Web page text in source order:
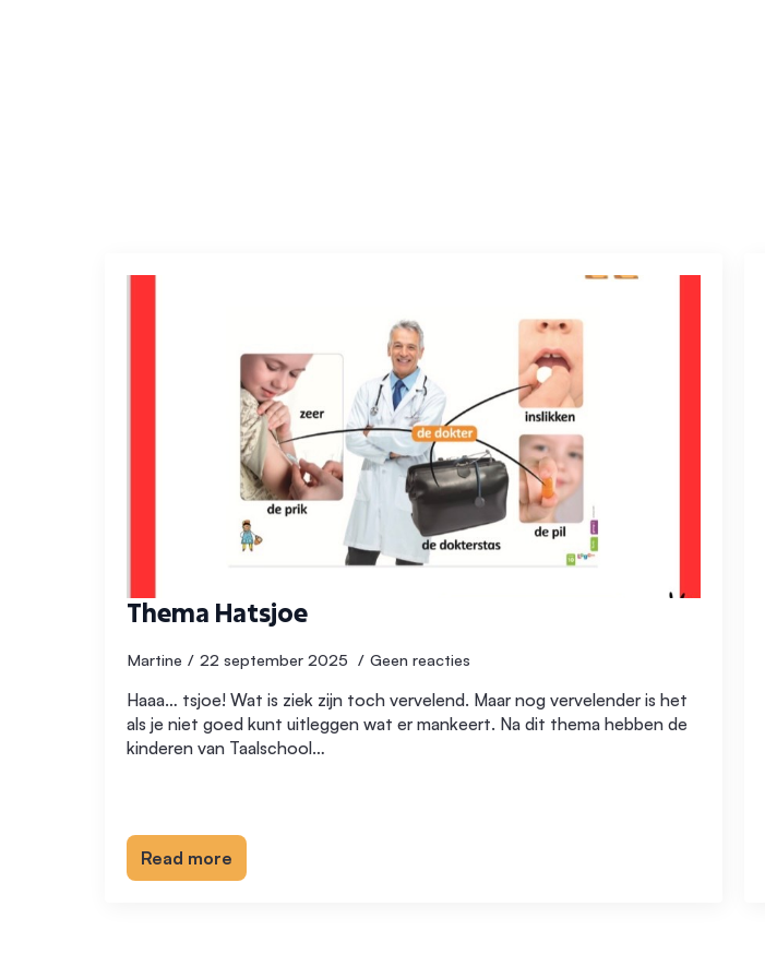
Thema Hatsjoe
Martine 22 september 2025 Geen reacties
Haaa… tsjoe! Wat is ziek zijn toch vervelend. Maar nog vervelender is het
als je niet goed kunt uitleggen wat er mankeert. Na dit thema hebben de
kinderen van Taalschool…
Read more